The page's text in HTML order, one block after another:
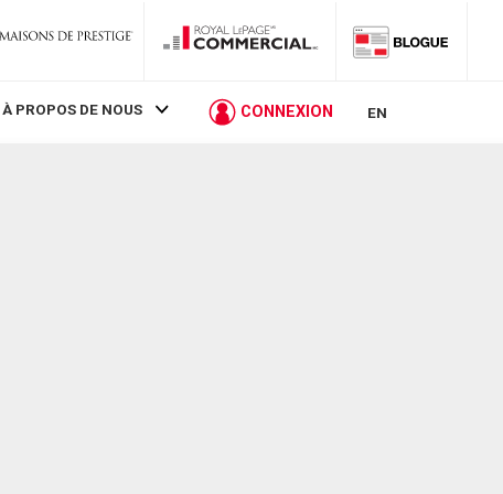
À PROPOS DE NOUS CONNEXION EN